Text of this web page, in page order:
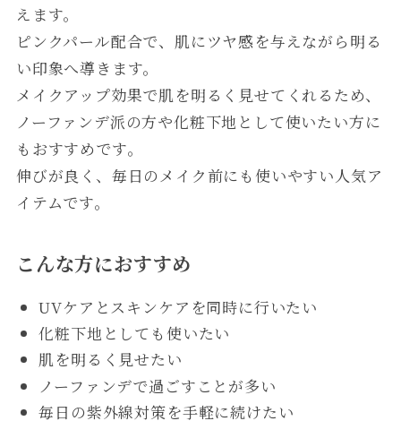
えます。
ピンクパール配合で、肌にツヤ感を与えながら明る
い印象へ導きます。
メイクアップ効果で肌を明るく見せてくれるため、
ノーファンデ派の方や化粧下地として使いたい方に
もおすすめです。
伸びが良く、毎日のメイク前にも使いやすい人気ア
イテムです。
こんな方におすすめ
UVケアとスキンケアを同時に行いたい
化粧下地としても使いたい
肌を明るく見せたい
ノーファンデで過ごすことが多い
毎日の紫外線対策を手軽に続けたい